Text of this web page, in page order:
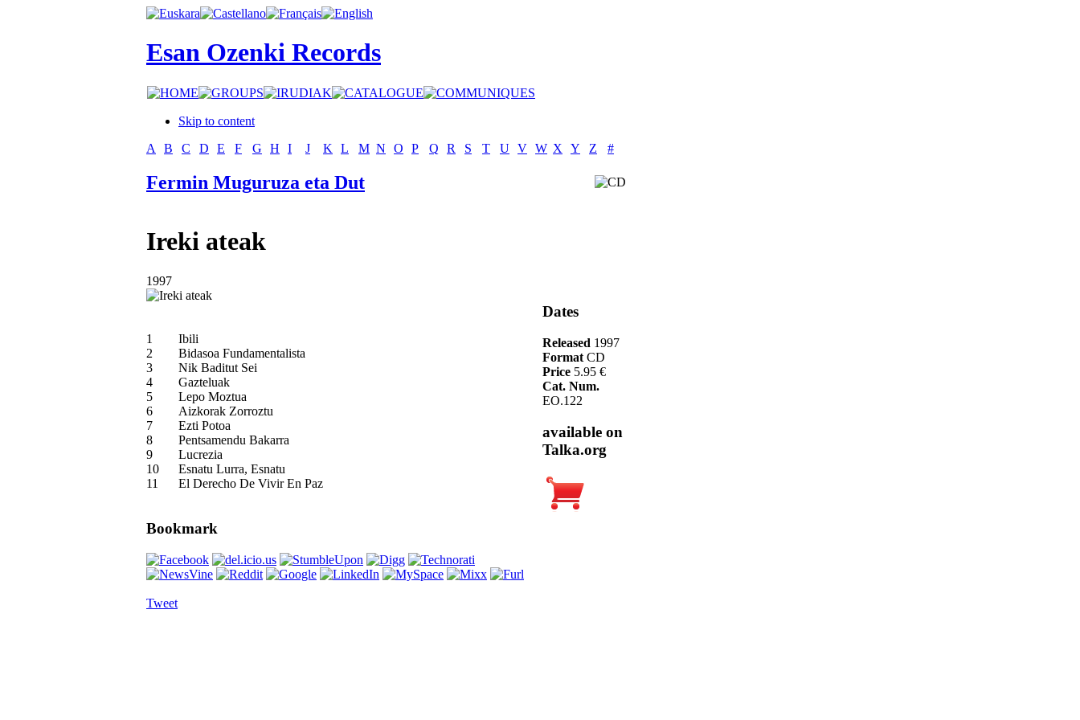
Esan Ozenki Records
Skip to content
A
B C D E F G H I J K L M N O P Q R S T U V W X Y Z #
Fermin Muguruza eta Dut
Ireki ateak
1997
1
Ibili
2
Bidasoa Fundamentalista
3
Nik Baditut Sei
4
Gazteluak
5
Lepo Moztua
6
Aizkorak Zorroztu
7
Ezti Potoa
8
Pentsamendu Bakarra
9
Lucrezia
10
Esnatu Lurra, Esnatu
11
El Derecho De Vivir En Paz
Bookmark
Tweet
Dates
Released 1997
Format CD
Price 5.95 €
Cat. Num.
EO.122
available on
Talka.org